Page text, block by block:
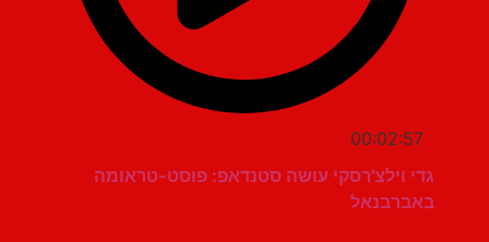
00:02:57
גדי וילצ'רסקי עושה סטנדאפ: פוסט-טראומה
באברבנאל